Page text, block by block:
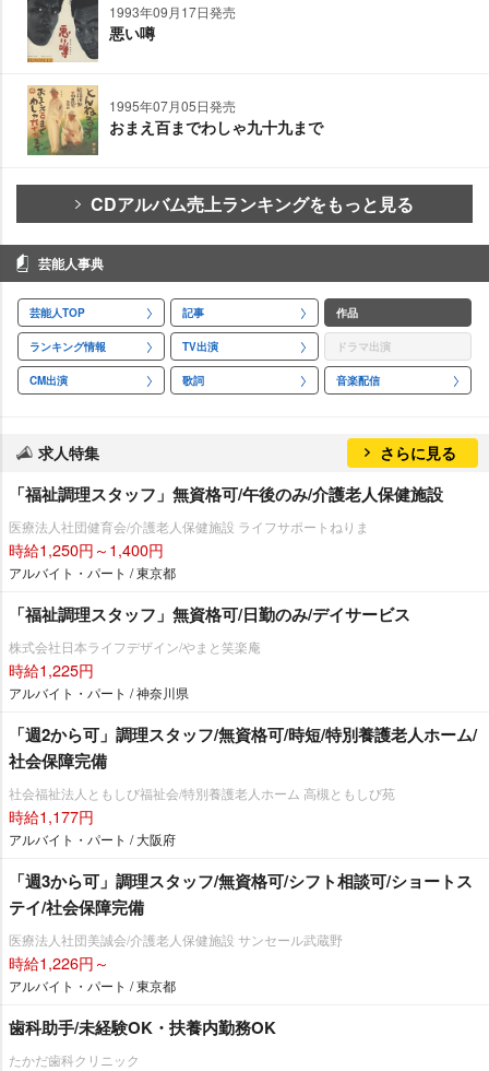
1993年09月17日発売
悪い噂
1995年07月05日発売
おまえ百までわしゃ九十九まで
CDアルバム売上ランキングをもっと見る
芸能人事典
芸能人TOP 記事 作品
ランキング情報 TV出演 ドラマ出演
CM出演 歌詞 音楽配信
求人特集 さらに見る
「福祉調理スタッフ」無資格可/午後のみ/介護老人保健施設
医療法人社団健育会/介護老人保健施設 ライフサポートねりま
時給1,250円～1,400円
アルバイト・パート / 東京都
「福祉調理スタッフ」無資格可/日勤のみ/デイサービス
株式会社日本ライフデザイン/やまと笑楽庵
時給1,225円
アルバイト・パート / 神奈川県
「週2から可」調理スタッフ/無資格可/時短/特別養護老人ホーム/
社会保障完備
社会福祉法人ともしび福祉会/特別養護老人ホーム 高槻ともしび苑
時給1,177円
アルバイト・パート / 大阪府
「週3から可」調理スタッフ/無資格可/シフト相談可/ショートス
テイ/社会保障完備
医療法人社団美誠会/介護老人保健施設 サンセール武蔵野
時給1,226円～
アルバイト・パート / 東京都
歯科助手/未経験OK・扶養内勤務OK
たかだ歯科クリニック